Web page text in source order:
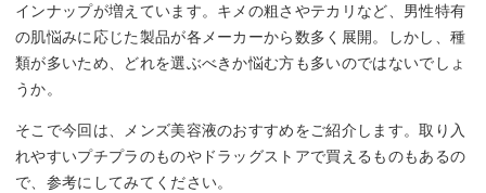
インナップが増えています。キメの粗さやテカリなど、男性特有
の肌悩みに応じた製品が各メーカーから数多く展開。しかし、種
類が多いため、どれを選ぶべきか悩む方も多いのではないでしょ
うか。
そこで今回は、メンズ美容液のおすすめをご紹介します。取り入
れやすいプチプラのものやドラッグストアで買えるものもあるの
で、参考にしてみてください。